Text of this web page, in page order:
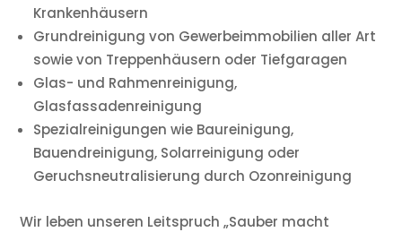
Krankenhäusern
Grundreinigung von Gewerbeimmobilien aller Art
sowie von Treppenhäusern oder Tiefgaragen
Glas- und Rahmenreinigung,
Glasfassadenreinigung
Spezialreinigungen wie Baureinigung,
Bauendreinigung, Solarreinigung oder
Geruchsneutralisierung durch Ozonreinigung
Wir leben unseren Leitspruch „Sauber macht